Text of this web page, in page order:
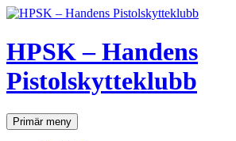
Hoppa
innehåll
HPSK – Handens
Pistolskytteklubb
SökPrimär meny